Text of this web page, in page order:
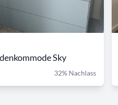
Sky
32% Nachlass